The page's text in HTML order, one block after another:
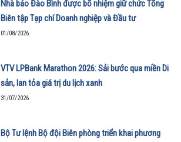
Nhà báo Đào Bình được bổ nhiệm giữ chức Tổng
Biên tập Tạp chí Doanh nghiệp và Đầu tư
01/08/2026
VTV LPBank Marathon 2026: Sải bước qua miền Di
sản, lan tỏa giá trị du lịch xanh
31/07/2026
Bộ Tư lệnh Bộ đội Biên phòng triển khai phương